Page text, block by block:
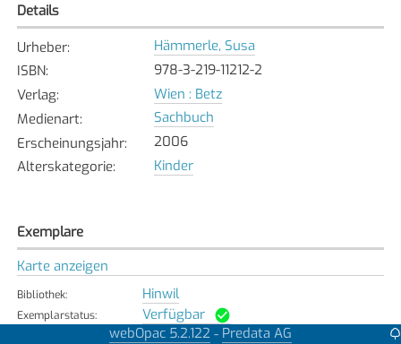
Details
Urheber:
Hämmerle, Susa
ISBN:
978-3-219-11212-2
Verlag:
Wien : Betz
Medienart:
Sachbuch
Erscheinungsjahr:
2006
Alterskategorie: Kinder
Exemplare
Karte anzeigen
Bibliothek: Hinwil
Exemplarstatus: Verfügbar
webOpac 5.2.122 - Predata AG